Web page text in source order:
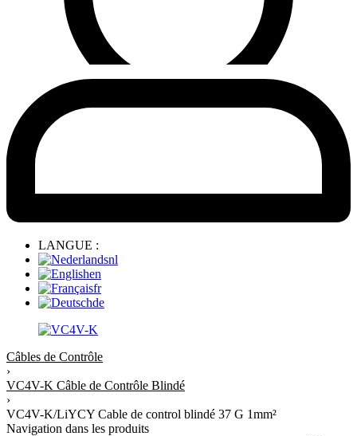
LANGUE :
nl
en
fr
de
Câbles de Contrôle
›
VC4V-K Câble de Contrôle Blindé
›
VC4V-K/LiYCY Cable de control blindé 37 G 1mm²
Navigation dans les produits